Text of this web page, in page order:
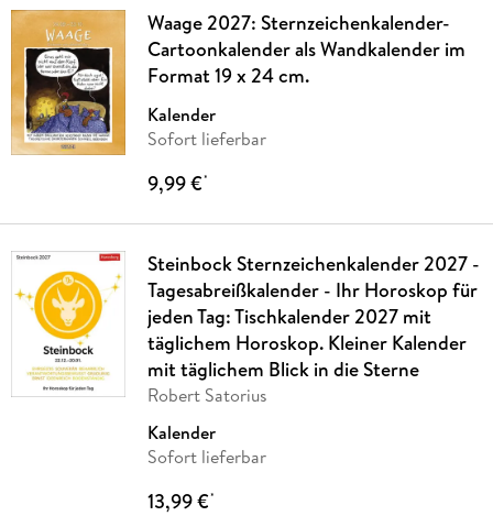
Waage 2027: Sternzeichenkalender-
Cartoonkalender als Wandkalender im
Format 19 x 24 cm.
Kalender
Sofort lieferbar
9,99 €*
Steinbock Sternzeichenkalender 2027 -
Tagesabreißkalender - Ihr Horoskop für
jeden Tag: Tischkalender 2027 mit
täglichem Horoskop. Kleiner Kalender
mit täglichem Blick in die Sterne
Robert Satorius
Kalender
Sofort lieferbar
13,99 €*